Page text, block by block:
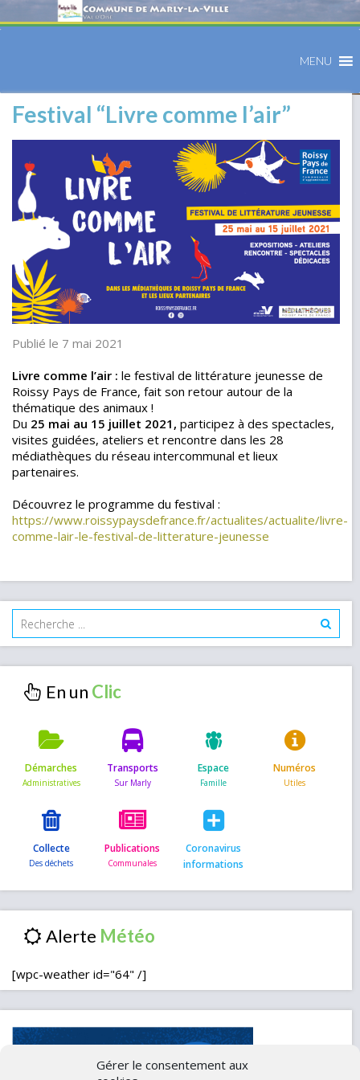
Gérer le consentement aux
MENU
Festival “Livre comme l’air”
Publié le 7 mai 2021
Livre comme l’air : le festival de littérature jeunesse de
Roissy Pays de France, fait son retour autour de la
thématique des animaux !
Du 25 mai au 15 juillet 2021, participez à des spectacles,
visites guidées, ateliers et rencontre dans les 28
médiathèques du réseau intercommunal et lieux
partenaires.
Découvrez le programme du festival :
https://www.roissypaysdefrance.fr/actualites/actualite/livre-
comme-lair-le-festival-de-litterature-jeunesse
En un
Démarches Transports Espace Numéros
Collecte Publications
Coronavirus
informations
Alerte
[wpc-weather id="64" /]